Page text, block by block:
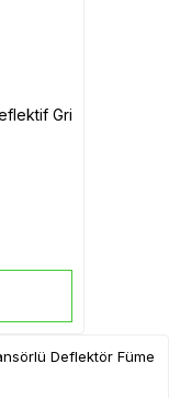
Gri